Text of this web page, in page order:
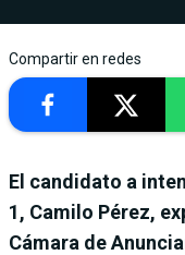
Compartir en redes
El candidato a
1, Camilo Pérez,
Cámara de